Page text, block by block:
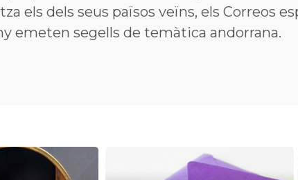
els dels seus països veïns, els Correos
emeten segells de temàtica andorrana.